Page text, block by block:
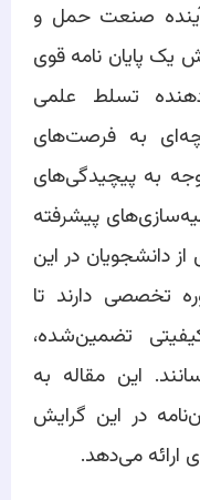
صنعت حمل و
یک پایان نامه قوی
تسلط علمی
به فرصت‌های
به پیچیدگی‌های
پیشرفته
دانشجویان در این
تخصصی دارند تا
تضمین‌شده،
این مقاله به
در این گرایش
ارائه می‌دهد.